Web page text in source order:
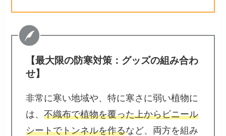
【最大限の防寒対策：グッズの組み合わ
せ】
非常に寒い地域や、特に寒さに弱い植物に
は、不織布で植物を覆った上からビニール
シートでトンネルを作るなど、両方を組み